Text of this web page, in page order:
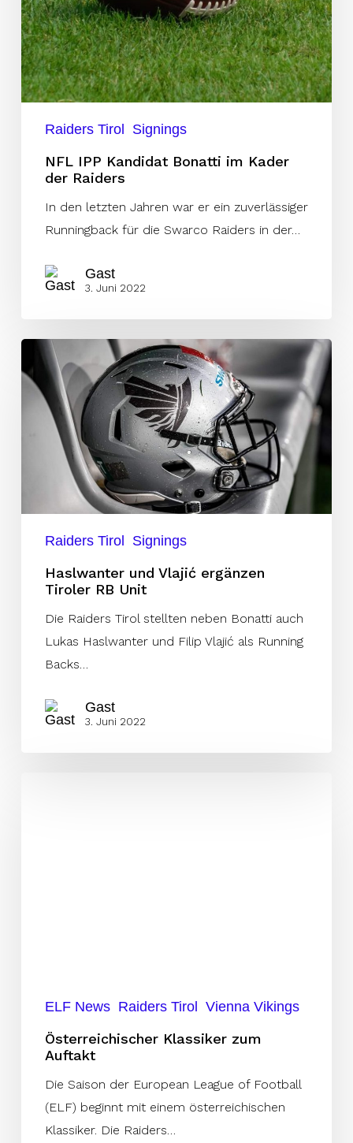
Raiders Tirol Signings
NFL IPP Kandidat Bonatti im Kader
der Raiders
In den letzten Jahren war er ein zuverlässiger
Runningback für die Swarco Raiders in der…
Gast
3. Juni 2022
Haslwanter
und
Vlajić
ergänzen
Raiders Tirol Signings
Haslwanter und Vlajić ergänzen
Tiroler RB Unit
Die Raiders Tirol stellten neben Bonatti auch
Lukas Haslwanter und Filip Vlajić als Running
Backs…
Gast
3. Juni 2022
ELF News Raiders Tirol Vienna Vikings
Österreichischer Klassiker zum
Auftakt
Die Saison der European League of Football
(ELF) beginnt mit einem österreichischen
Klassiker. Die Raiders…